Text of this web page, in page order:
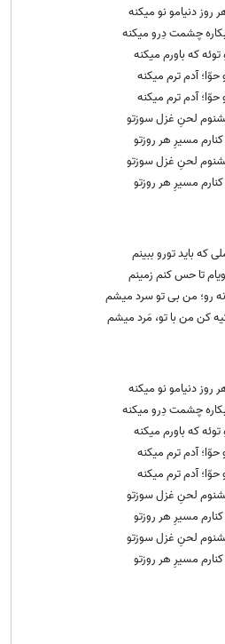
روز دنیامو نو میکنه
چشمت دِرو میکنه
که باورم میکنه
حوّا؛ آدم ترم میکنه
حوّا؛ آدم ترم میکنه
لحنِ غزل سوزتو
مسیرِ هر روزتو
لحنِ غزل سوزتو
مسیرِ هر روزتو
که باید تورو ببینم
تا حس کنم زمینم
رو؛ من بی تو سرد میشم
کن من با تو، مَرد میشم
روز دنیامو نو میکنه
چشمت دِرو میکنه
که باورم میکنه
حوّا؛ آدم ترم میکنه
حوّا؛ آدم ترم میکنه
لحنِ غزل سوزتو
مسیرِ هر روزتو
لحنِ غزل سوزتو
مسیرِ هر روزتو